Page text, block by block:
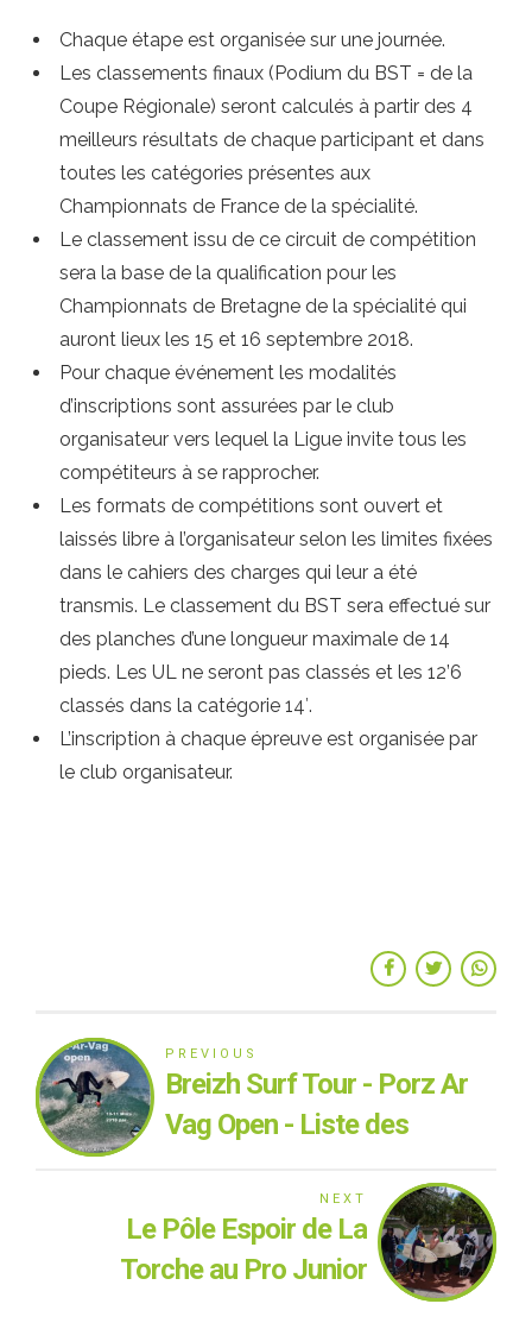
Chaque étape est organisée sur une journée.
Les classements finaux (Podium du BST = de la
Coupe Régionale) seront calculés à partir des 4
meilleurs résultats de chaque participant et dans
toutes les catégories présentes aux
Championnats de France de la spécialité.
Le classement issu de ce circuit de compétition
sera la base de la qualification pour les
Championnats de Bretagne de la spécialité qui
auront lieux les 15 et 16 septembre 2018.
Pour chaque événement les modalités
d’inscriptions sont assurées par le club
organisateur vers lequel la Ligue invite tous les
compétiteurs à se rapprocher.
Les formats de compétitions sont ouvert et
laissés libre à l’organisateur selon les limites fixées
dans le cahiers des charges qui leur a été
transmis. Le classement du BST sera effectué sur
des planches d’une longueur maximale de 14
pieds. Les UL ne seront pas classés et les 12’6
classés dans la catégorie 14′.
L’inscription à chaque épreuve est organisée par
le club organisateur.
PREVIOUS
Breizh Surf Tour - Porz Ar
Vag Open - Liste des
sur la compétition
NEXT
Le Pôle Espoir de La
Torche au Pro Junior